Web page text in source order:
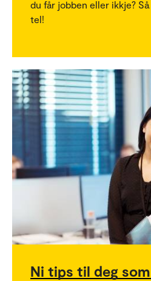
du får jobben eller ikkje?
tel!
Ni tips til deg